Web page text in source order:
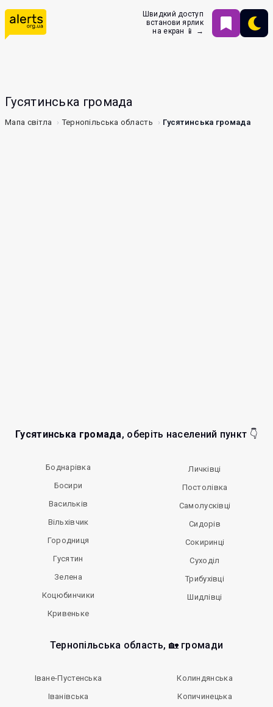
Швидкий доступ
встанови ярлик
на екран 📱 →
Гусятинська громада
Мапа світла Тернопільська область Гусятинська громада
Гусятинська громада, оберіть населений пункт 👇
Боднарівка
Босири
Васильків
Вільхівчик
Городниця
Гусятин
Зелена
Коцюбинчики
Кривеньке
Личківці
Постолівка
Самолусківці
Сидорів
Сокиринці
Суходіл
Трибухівці
Шидлівці
Тернопільська область, 🏡 громади
Іване-Пустенська
Іванівська
Колиндянська
Копичинецька